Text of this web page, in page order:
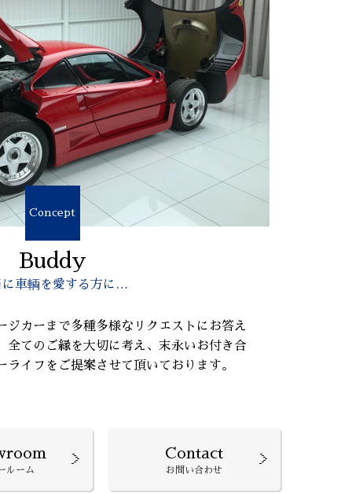
Concept
Buddy
に車輌を愛する方に…
ジカーまで多種多様なリクエストにお答え
全てのご縁を大切に考え、末永いお付き合
ライフをご提案させて頂いております。
ルーム
Contact
お問い合わせ